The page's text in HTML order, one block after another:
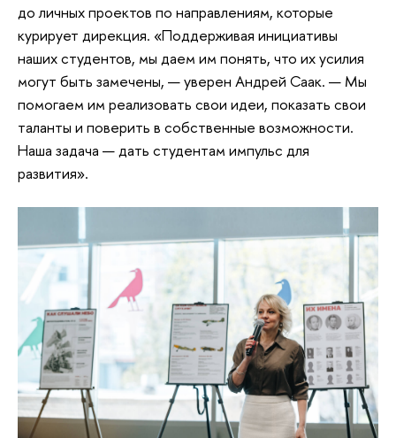
до личных проектов по направлениям, которые
курирует дирекция. «Поддерживая инициативы
наших студентов, мы даем им понять, что их усилия
могут быть замечены, — уверен Андрей Саак. — Мы
помогаем им реализовать свои идеи, показать свои
таланты и поверить в собственные возможности.
Наша задача — дать студентам импульс для
развития».